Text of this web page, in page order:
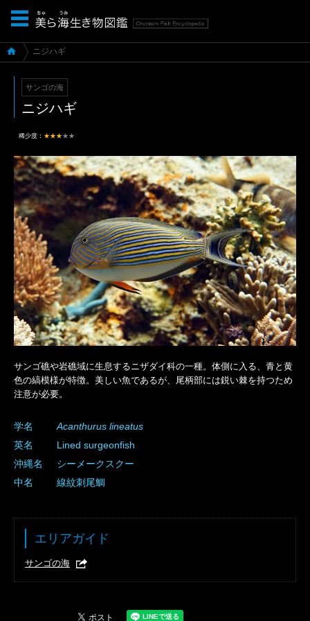
ニジハギ
サンゴの海
ニジハギ
稀少度： ★★★ ★★
サンゴ礁や岩礁域に生息するニザダイ科の一種。体側に入る、青と黄
色の縞模様が特徴。美しい魚であるが、尾柄部には鋭い棘を持つため
注意が必要。
学名 Acanthurus lineatus
英名
Lined surgeonfish
沖縄名
シーメークスクー
中名
線紋刺尾鯛
エリアガイド
サンゴの海